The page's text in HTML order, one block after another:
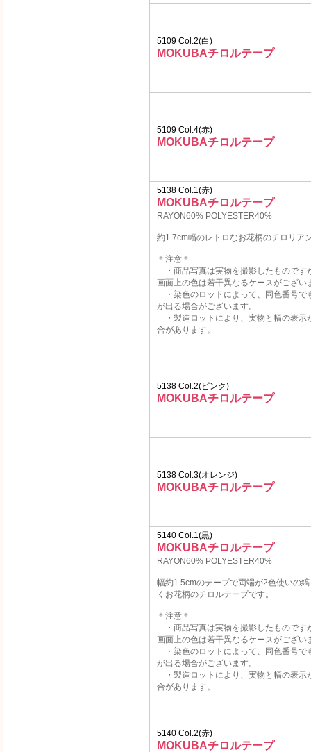
5109 Col.2(白)
MOKUBAチロルテープ
5109 Col.4(赤)
MOKUBAチロルテープ
5138 Col.1(赤)
MOKUBAチロルテープ
RAYON60% POLYESTER40%
約1.7cm幅のレトロなお花柄のチロリア
＊注意＊
・商品写真は実物を撮影したものです
画面上の色は若干異なるケースがござい
・染色のロットによって、同色番号で
が出る場合がございます。
・製造ロットにより、実物と幅の表示
合があります。
5138 Col.2(ピンク)
MOKUBAチロルテープ
5138 Col.3(オレンジ)
MOKUBAチロルテープ
5140 Col.1(黒)
MOKUBAチロルテープ
RAYON60% POLYESTER40%
幅約1.5cmのテープで両端が2色使いの
くお花柄のチロルテープです。
＊注意＊
・商品写真は実物を撮影したものです
画面上の色は若干異なるケースがござい
・染色のロットによって、同色番号で
が出る場合がございます。
・製造ロットにより、実物と幅の表示
合があります。
5140 Col.2(赤)
MOKUBAチロルテープ